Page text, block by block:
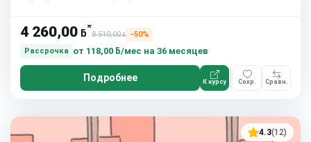
4 260,00 ƃ*
8 510,00ƃ
−50%
Рассрочка
от 118,00 ƃ/мес на 36 месяцев
Подробнее К курсу Сохр. Сравн.
4.3(12)